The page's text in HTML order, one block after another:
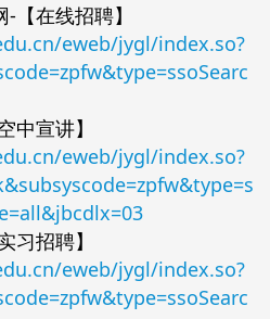
【在线招聘】
eweb/jygl/index.so?
中宣讲】
eweb/jygl/index.so?
习招聘】
eweb/jygl/index.so?